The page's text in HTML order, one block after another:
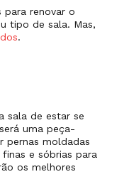
para renovar o
tipo de sala. Mas,
.
sala de estar se
uma peça-
pernas moldadas
e sóbrias para
os melhores